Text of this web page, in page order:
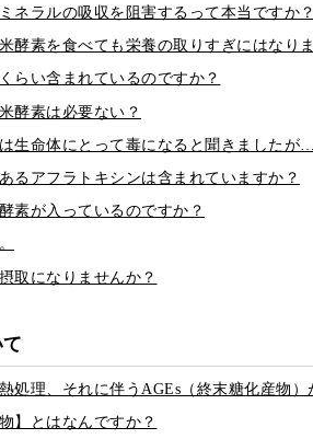
ネラルの吸収を阻害するって本当ですか？
酵素を食べても栄養の取りすぎにはなりま
らい含まれているのですか？
酵素は必要ない？
生命体にとって毒になると聞きましたが…
るアフラトキシンは含まれていますか？
素が入っているのですか？
取になりませんか？
処理、それに伴うAGEs（終末糖化産物）
】とはなんですか？